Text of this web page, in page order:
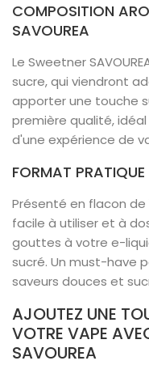
COMPOSITION
SAVOUREA
Le Sweetner
sucre, qui viendront
apporter une touche
première qualité,
d'une expérience de
FORMAT
Présenté en flacon de
facile à utiliser et à
gouttes à votre e-
sucré. Un must-have
saveurs douces et
AJOUTEZ UNE
VOTRE VAPE
SAVOUREA